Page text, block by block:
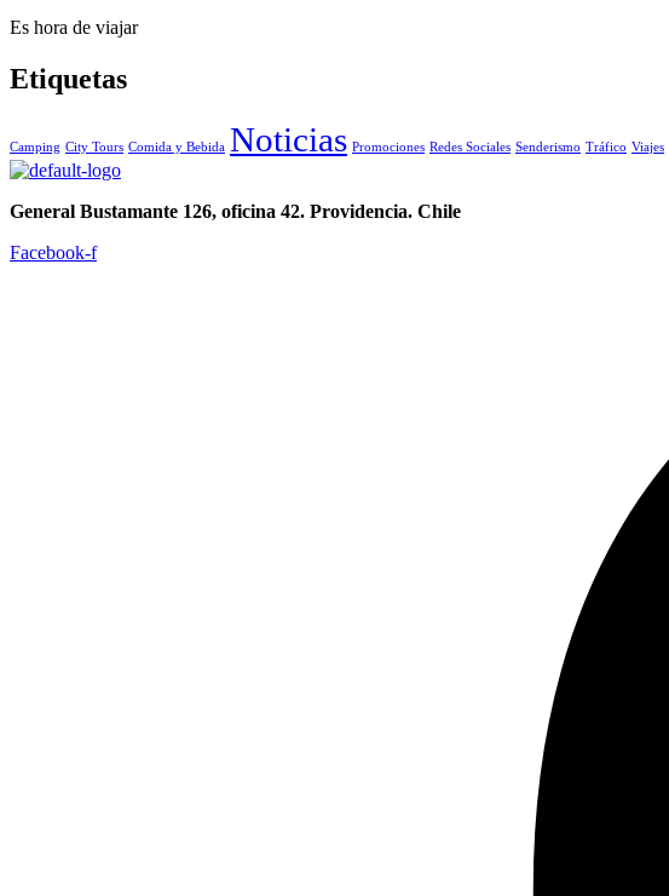
Es hora de viajar
Etiquetas
Camping City Tours Comida y Bebida Noticias Promociones Redes Sociales Senderismo Tráfico Viajes
General Bustamante 126, oficina 42. Providencia. Chile
Facebook-f